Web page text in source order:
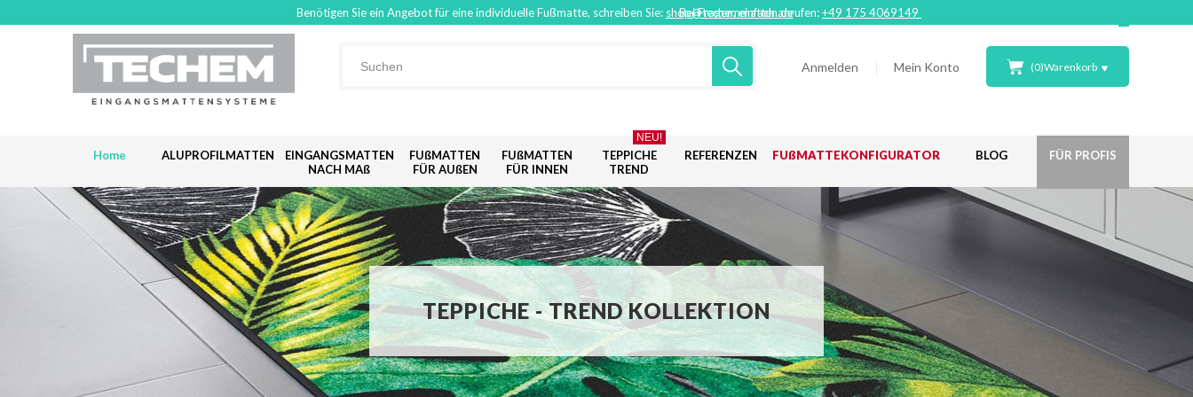
Benötigen Sie ein Angebot für eine individuelle Fußmatte, schreiben Sie: shop@techemmatten.de
Bei Fragen, einfach anrufen:+49 175 4069149
Anmelden Mein Konto (0)Warenkorb
Home ALUPROFILMATTEN
EINGANGSMATTEN
NACH MAß
FUßMATTEN
FÜR AUßEN
FUßMATTEN
FÜR INNEN
TEPPICHE
TREND
NEU!
REFERENZEN FUßMATTEKONFIGURATOR BLOG FÜR PROFIS
TEPPICHE - TREND KOLLEKTION